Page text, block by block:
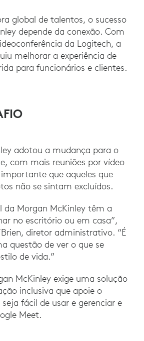
global de talentos, o sucesso
depende da conexão. Com
da Logitech, a
melhorar a experiência de
para funcionários e clientes.
adotou a mudança para o
com mais reuniões por vídeo
que aqueles que
não se sintam excluídos.
da Morgan McKinley têm a
no escritório ou em casa”,
diretor administrativo. “É
questão de ver o que se
de vida.”
McKinley exige uma solução
inclusiva que apoie o
fácil de usar e gerenciar e
Meet.